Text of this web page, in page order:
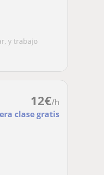
y trabajo
12€/h
clase gratis